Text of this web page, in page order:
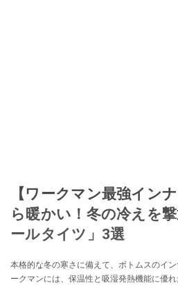
【ワークマン最強イン
ら暖かい！冬の冷えを
ールタイツ」3選
本格的な冬の寒さに備えて、ボトムスのイ
ークマンには、保温性と吸湿発熱機能に優